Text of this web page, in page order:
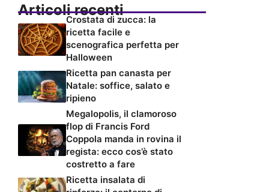
Articoli recenti
Crostata di zucca: la
ricetta facile e
scenografica perfetta per
Halloween
Ricetta pan canasta per
Natale: soffice, salato e
ripieno
Megalopolis, il clamoroso
flop di Francis Ford
Coppola manda in rovina il
regista: ecco cos’è stato
costretto a fare
Ricetta insalata di